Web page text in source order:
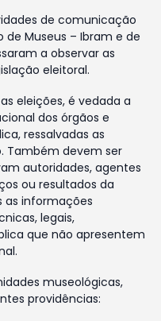
de comunicação
de Museus – Ibram e de
a observar as
eleitoral.
eleições, é vedada a
dos órgãos e
ressalvadas as
Também devem ser
autoridades, agentes
ou resultados da
as informações
legais,
que não apresentem
museológicas,
providências: